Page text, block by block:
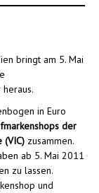
bringt am 5. Mai
in Euro
der
(VIC) zusammen.
ab 5. Mai 2011
zu lassen.
und